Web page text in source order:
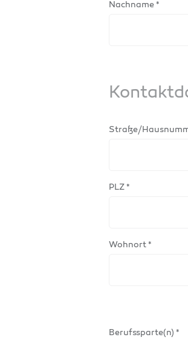
Nachname *
Straße/
PLZ *
Wohnort *
Berufssparte(n) *